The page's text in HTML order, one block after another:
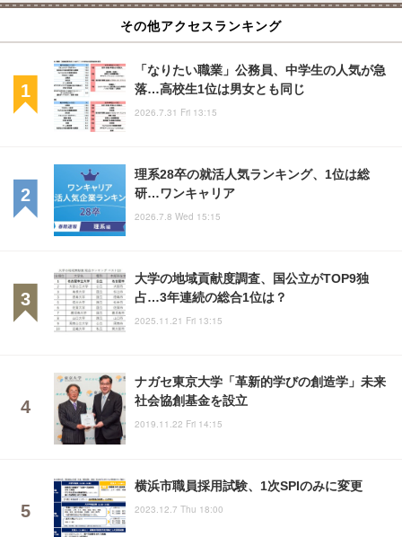
その他アクセスランキング
「なりたい職業」公務員、中学生の人気が急
落…高校生1位は男女とも同じ
2026.7.31 Fri 13:15
理系28卒の就活人気ランキング、1位は総
研…ワンキャリア
2026.7.8 Wed 15:15
大学の地域貢献度調査、国公立がTOP9独
占…3年連続の総合1位は？
2025.11.21 Fri 13:15
ナガセ東京大学「革新的学びの創造学」未来
社会協創基金を設立
2019.11.22 Fri 14:15
横浜市職員採用試験、1次SPIのみに変更
2023.12.7 Thu 18:00